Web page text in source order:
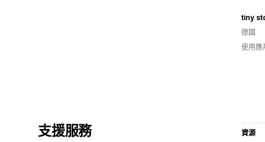
tiny
德國
使用應
支援服務 資源